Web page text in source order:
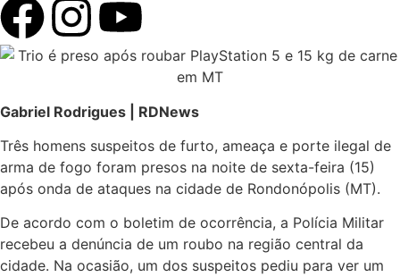
Gabriel Rodrigues | RDNews
Três homens suspeitos de furto, ameaça e porte ilegal de
arma de fogo foram presos na noite de sexta-feira (15)
após onda de ataques na cidade de Rondonópolis (MT).
De acordo com o boletim de ocorrência, a Polícia Militar
recebeu a denúncia de um roubo na região central da
cidade. Na ocasião, um dos suspeitos pediu para ver um